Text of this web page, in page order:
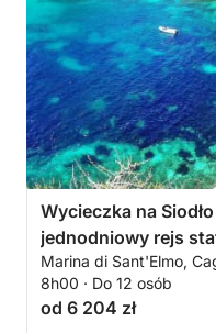
Wycieczka na Siodło
jednodniowy rejs
wybrzeża Cagliari
Marina di Sant'Elmo,
8h00 · Do 12 osób
od 6 204 zł